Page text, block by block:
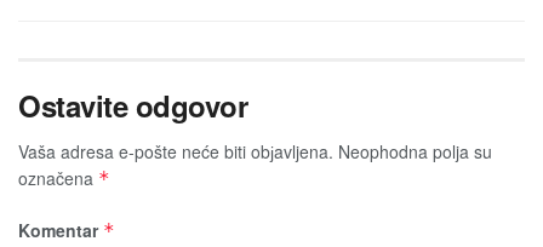
Ostavite odgovor
Vaša adresa e-pošte neće biti obјavljena. Neophodna polja su
označena *
Komentar *